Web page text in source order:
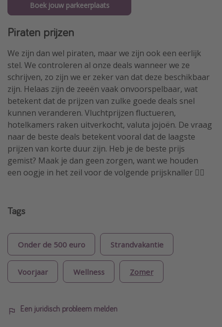
Boek jouw parkeerplaats
Piraten prijzen
We zijn dan wel piraten, maar we zijn ook een eerlijk
stel. We controleren al onze deals wanneer we ze
schrijven, zo zijn we er zeker van dat deze beschikbaar
zijn. Helaas zijn de zeeën vaak onvoorspelbaar, wat
betekent dat de prijzen van zulke goede deals snel
kunnen veranderen. Vluchtprijzen fluctueren,
hotelkamers raken uitverkocht, valuta jojoën. De vraag
naar de beste deals betekent vooral dat de laagste
prijzen van korte duur zijn. Heb je de beste prijs
gemist? Maak je dan geen zorgen, want we houden
een oogje in het zeil voor de volgende prijsknaller 🏴‍☠️
Tags
Onder de 500 euro Strandvakantie
Voorjaar Wellness Zomer
Een juridisch probleem melden